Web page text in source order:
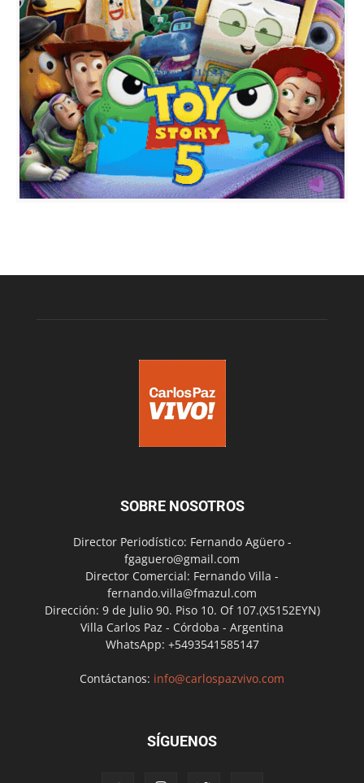
SOBRE NOSOTROS
Director Periodístico: Fernando Agüero -
fgaguero@gmail.com
Director Comercial: Fernando Villa -
fernando.villa@fmazul.com
Dirección: 9 de Julio 90. Piso 10. Of 107.(X5152EYN)
Villa Carlos Paz - Córdoba - Argentina
WhatsApp: +5493541585147
Contáctanos: info@carlospazvivo.com
SÍGUENOS